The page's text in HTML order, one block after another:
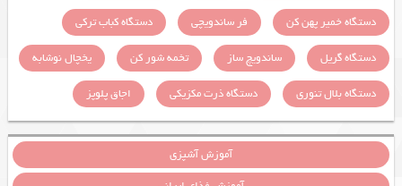
دستگاه خمیر پهن کن
فر ساندویچی
دستگاه کباب ترکی
دستگاه گریل
ساندویچ ساز تخمه شور کن
یخچال نوشابه
دستگاه بلال تنوری
دستگاه ذرت مکزیکی اجاق پلوپز
آموزش آشپزی